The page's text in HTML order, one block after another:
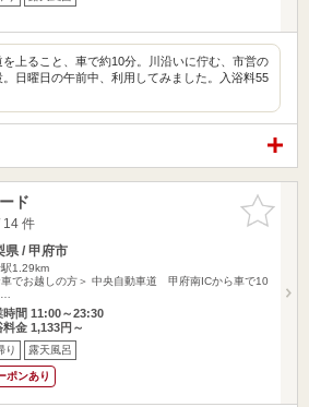
上ること、車で約10分。川沿いに佇む、市営の
。日曜日の午前中、利用してみました。入浴料55
お気に入
りに追加
ド
件
県 / 甲府市
駅1.29km
車でお越しの方＞ 中央自動車道 甲府南ICから車で10
時間 11:00～23:30
料金 1,133円～
り 露天風呂
ポンあり